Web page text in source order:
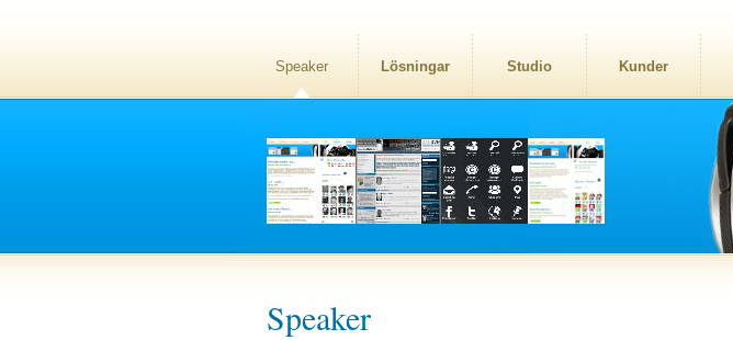
Speaker Lösningar Studio Kunder
Speaker